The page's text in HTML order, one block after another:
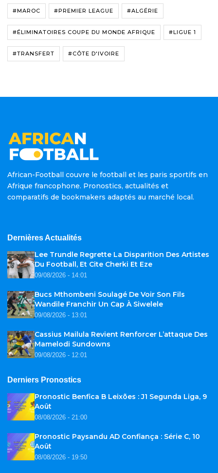
#MAROC #PREMIER LEAGUE #ALGÉRIE
#ÉLIMINATOIRES COUPE DU MONDE AFRIQUE #LIGUE 1
#TRANSFERT #CÔTE D'IVOIRE
African-Football couvre le football et les paris sportifs en
Afrique francophone. Pronostics, actualités et
comparatifs de bookmakers adaptés au marché local.
Dernières Actualités
Lee Trundle Regrette La Disparition Des Artistes
Du Football, Et Cite Cherki Et Eze
09/08/2026 - 14:01
Bucs Mthombeni Soulagé De Voir Son Fils
Wandile Franchir Un Cap À Siwelele
09/08/2026 - 13:01
Cassius Mailula Revient Renforcer L’attaque Des
Mamelodi Sundowns
09/08/2026 - 12:01
Derniers Pronostics
Pronostic Benfica B Leixões : J1 Segunda Liga, 9
Août
08/08/2026 - 21:00
Pronostic Paysandu AD Confiança : Série C, 10
Août
08/08/2026 - 19:50